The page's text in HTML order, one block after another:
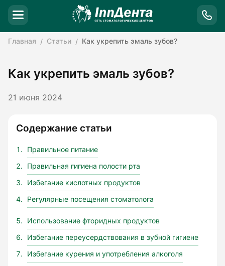
Главная Статьи Как укрепить эмаль зубов?
Как укрепить эмаль зубов?
21 июня 2024
Содержание статьи
Правильное питание
Правильная гигиена полости рта
Избегание кислотных продуктов
Регулярные посещения стоматолога
Использование фторидных продуктов
Избегание переусердствования в зубной гигиене
Избегание курения и употребления алкоголя